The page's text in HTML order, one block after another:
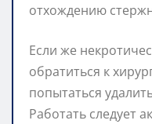
отхождению
Если же
обратиться к
попытаться
Работать следует